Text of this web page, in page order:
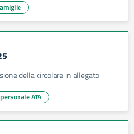
della circolare in allegato
ATA